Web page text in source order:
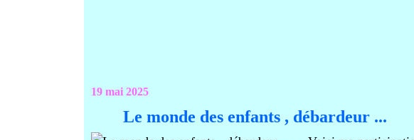
19 mai 2025
Le monde des enfants , débardeur ...